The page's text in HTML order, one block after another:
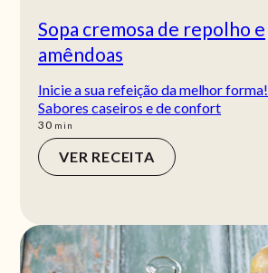
Sopa cremosa de repolho e
amêndoas
Inicie a sua refeição da melhor forma!
Sabores caseiros e de confort
30min
min
VER RECEITA